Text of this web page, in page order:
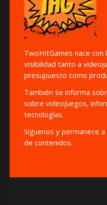
TwoHitGames nace con
visibilidad tanto a
presupuesto como
También se informa
sobre videojuegos,
tecnologías.
Síguenos y permanece
de contenidos.